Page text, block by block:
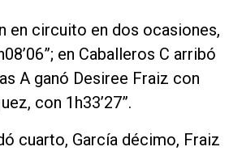
en circuito en dos ocasiones,
en Caballeros C arribó
A ganó Desiree Fraiz con
con 1h33’27”.
cuarto, García décimo, Fraiz